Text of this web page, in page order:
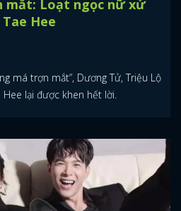
mắt: Loạt ngọc nữ xứ
Hee
má trợn mắt”, Dương Tử, Triệu Lộ
lại được khen hết lời.